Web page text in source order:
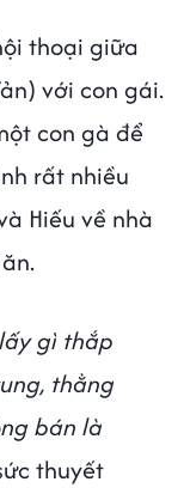
thoại giữa
với con gái.
con gà để
rất nhiều
Hiếu về nhà
gì thắp
thằng
bán là
thuyết